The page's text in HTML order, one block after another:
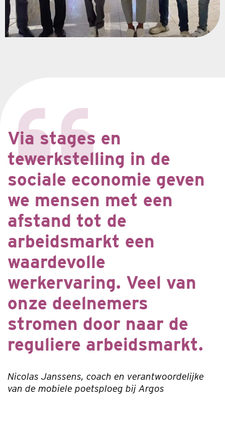
Via stages en
tewerkstelling in de
sociale economie geven
we mensen met een
afstand tot de
arbeidsmarkt een
waardevolle
werkervaring. Veel van
onze deelnemers
stromen door naar de
reguliere arbeidsmarkt.
Nicolas Janssens, coach en verantwoordelijke
van de mobiele poetsploeg bij Argos